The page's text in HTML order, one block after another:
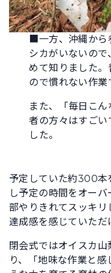
■一方、沖縄か
シカがいないの
めて知りました
ので慣れない作業
また、「毎日こ
者の方々はすごい
した。
予定していた約300本
し予定の時間をオー
部やりきれてスッキリ
達成感を感じていただ
閉会式ではオイスカ
り、「地味な作業と